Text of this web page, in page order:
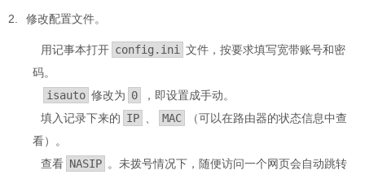
修改配置文件。
用记事本打开 config.ini
文件，按要求填写宽带账号和密
码。
isauto 修改为 0
，即设置成手动。
填入记录下来的 IP MAC
（可以在路由器的状态信息中查
看）。
查看 NASIP 。未拨号情况下，随便访问一个网页会自动跳转